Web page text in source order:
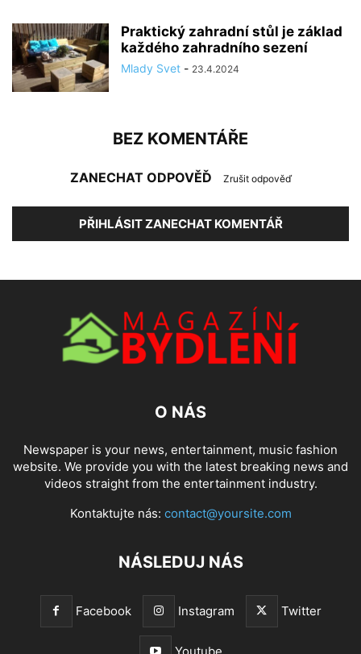
Praktický zahradní stůl je základ
každého zahradního sezení
Mlady Svet - 23.4.2024
BEZ KOMENTÁŘE
ZANECHAT ODPOVĚĎ Zrušit odpověď
PŘIHLÁSIT ZANECHAT KOMENTÁŘ
O NÁS
Newspaper is your news, entertainment, music fashion
website. We provide you with the latest breaking news and
videos straight from the entertainment industry.
Kontaktujte nás: contact@yoursite.com
NÁSLEDUJ NÁS
Facebook Instagram Twitter
Youtube